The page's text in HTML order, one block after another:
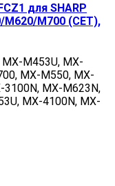
для SHARP
M620/M700 (CET),
M453U, MX-
MX-M550, MX-
3100N, MX-M623N,
MX-4100N, MX-